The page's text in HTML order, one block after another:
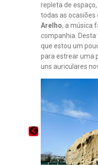
repleta de
todas as ocasiões
Arelho, a música
companhia.
que estou um
para estrear uma
uns auriculares